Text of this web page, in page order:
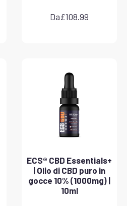
Da£108.99
ECS® CBD Essentials+
| Olio di CBD puro in
gocce 10% (1000mg) |
10ml